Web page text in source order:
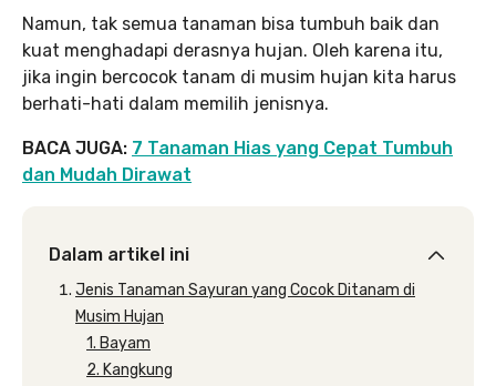
Namun, tak semua tanaman bisa tumbuh baik dan
kuat menghadapi derasnya hujan. Oleh karena itu,
jika ingin bercocok tanam di musim hujan kita harus
berhati-hati dalam memilih jenisnya.
BACA JUGA: 7 Tanaman Hias yang Cepat Tumbuh
dan Mudah Dirawat
Dalam artikel ini
Jenis Tanaman Sayuran yang Cocok Ditanam di
Musim Hujan
1. Bayam
2. Kangkung